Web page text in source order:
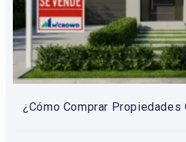
¿Cómo Comprar Propiedades